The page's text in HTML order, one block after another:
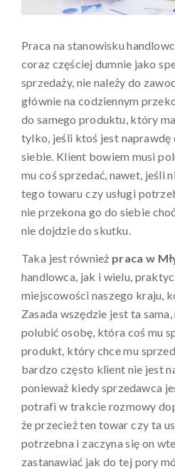
Praca na stanowisku
coraz częściej dumnie jako
sprzedaży, nie należy do
głównie na codziennym
do samego produktu, który
tylko, jeśli ktoś jest naprawdę
siebie. Klient bowiem musi
mu coś sprzedać, nawet, jeśli
tego towaru czy usługi
nie przekona go do siebie
nie dojdzie do skutku.
Taka jest również praca w
handlowca, jak i wielu,
miejscowości naszego kraju,
Zasada wszędzie jest ta
polubić osobę, która coś mu
produkt, który chce mu
bardzo często klient nie jest
ponieważ kiedy sprzedawca
potrafi w trakcie rozmowy
że przecież ten towar czy ta
potrzebna i zaczyna się on
zastanawiać jak do tej pory